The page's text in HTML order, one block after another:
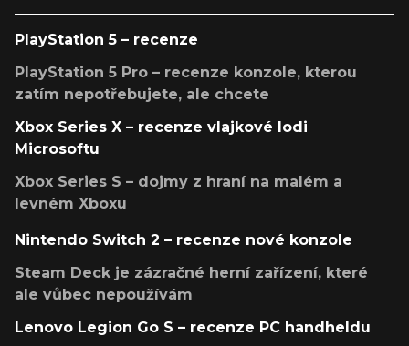
PlayStation 5 – recenze
PlayStation 5 Pro – recenze konzole, kterou
zatím nepotřebujete, ale chcete
Xbox Series X – recenze vlajkové lodi
Microsoftu
Xbox Series S – dojmy z hraní na malém a
levném Xboxu
Nintendo Switch 2 – recenze nové konzole
Steam Deck je zázračné herní zařízení, které
ale vůbec nepoužívám
Lenovo Legion Go S – recenze PC handheldu